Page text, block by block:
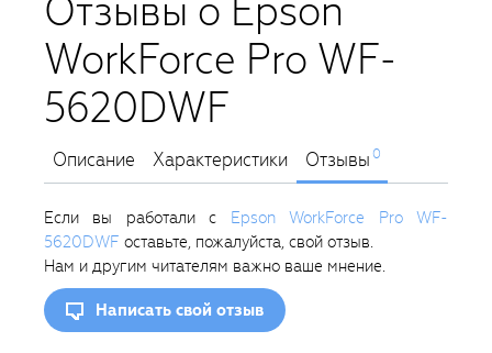
Отзывы о Epson
WorkForce Pro WF-
5620DWF
Описание Характеристики Отзывы0
Если вы работали с Epson WorkForce Pro WF-
5620DWF оставьте, пожалуйста, свой отзыв.
Нам и другим читателям важно ваше мнение.
Написать свой отзыв